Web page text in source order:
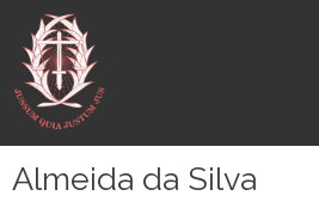
para
conteúdo
Almeida da Silva